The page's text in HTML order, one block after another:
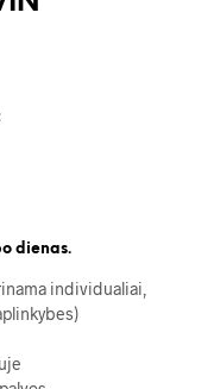
dienas.
individualiai,